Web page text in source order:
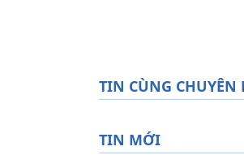
TIN CÙNG CHUYÊN
TIN MỚI